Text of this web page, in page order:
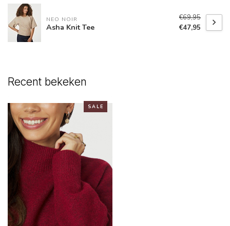
NEO NOIR
Asha Knit Tee
€69,95
€47,95
Recent bekeken
S A L E